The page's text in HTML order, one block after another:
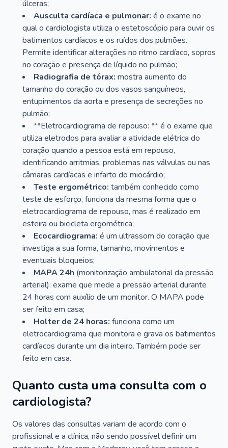
úlceras;
Ausculta cardíaca e pulmonar: é o exame no
qual o cardiologista utiliza o estetoscópio para ouvir os
batimentos cardíacos e os ruídos dos pulmões.
Permite identificar alterações no ritmo cardíaco, sopros
no coração e presença de líquido no pulmão;
Radiografia de tórax: mostra aumento do
tamanho do coração ou dos vasos sanguíneos,
entupimentos da aorta e presença de secreções no
pulmão;
**Eletrocardiograma de repouso: ** é o exame que
utiliza eletrodos para avaliar a atividade elétrica do
coração quando a pessoa está em repouso,
identificando arritmias, problemas nas válvulas ou nas
câmaras cardíacas e infarto do miocárdio;
Teste ergométrico: também conhecido como
teste de esforço, funciona da mesma forma que o
eletrocardiograma de repouso, mas é realizado em
esteira ou bicicleta ergométrica;
Ecocardiograma: é um ultrassom do coração que
investiga a sua forma, tamanho, movimentos e
eventuais bloqueios;
MAPA 24h (monitorização ambulatorial da pressão
arterial): exame que mede a pressão arterial durante
24 horas com auxílio de um monitor. O MAPA pode
ser feito em casa;
Holter de 24 horas: funciona como um
eletrocardiograma que monitora e grava os batimentos
cardíacos durante um dia inteiro. Também pode ser
feito em casa.
Quanto custa uma consulta com o
cardiologista?
Os valores das consultas variam de acordo com o
profissional e a clínica, não sendo possível definir um